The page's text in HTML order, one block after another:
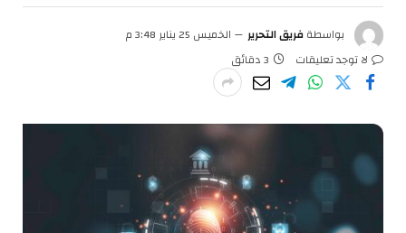
بواسطةفريق التحرير
الخميس 25 يناير 3:48 م
لا توجد تعليقات
3 دقائق